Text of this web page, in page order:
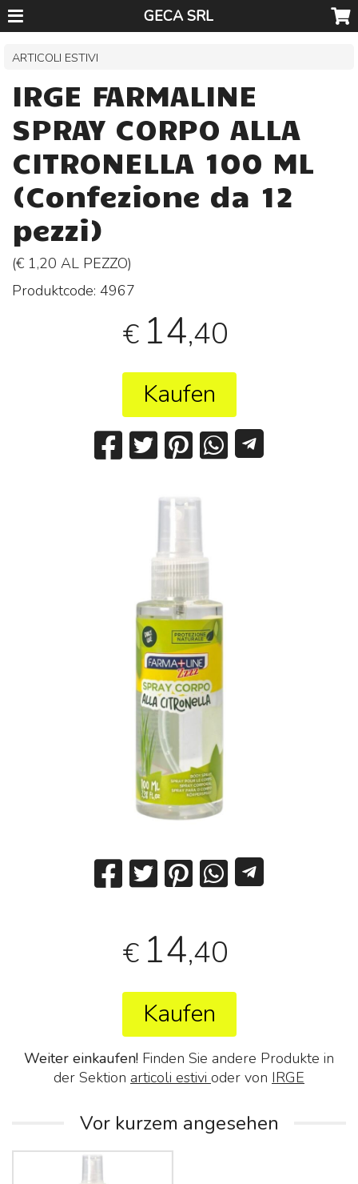
GECA SRL
ARTICOLI ESTIVI
IRGE FARMALINE
SPRAY CORPO ALLA
CITRONELLA 100 ML
(Confezione da 12
pezzi)
(€ 1,20 AL PEZZO)
Produktcode:4967
€ 14,40
Kaufen
€ 14,40
Kaufen
Weiter einkaufen! Finden Sie andere Produkte in
der Sektion articoli estivi oder von IRGE
Vor kurzem angesehen